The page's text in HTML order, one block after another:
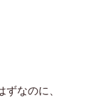
なのに、